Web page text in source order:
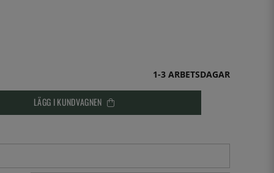
1-3 ARBETSDAGAR
LÄGG I KUNDVAGNEN